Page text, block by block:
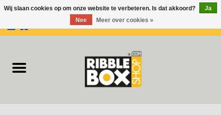
Ringbanden/Mappen
Flip-overs
Wij slaan cookies op om onze website te verbeteren. Is dat akkoord?
Ja
Nee
Meer over cookies »